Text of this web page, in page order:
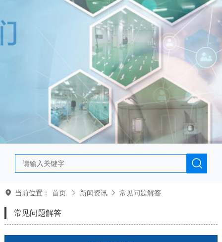
当前位置： 首页 新闻资讯 常见问题解答
常见问题解答